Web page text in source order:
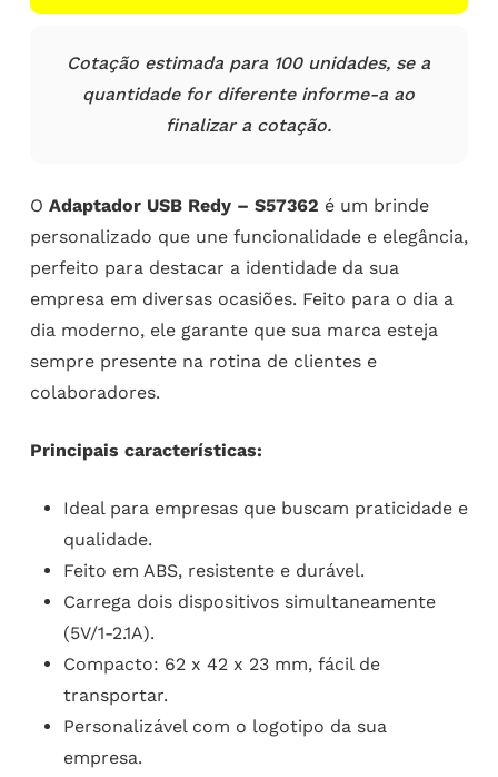
Cotação estimada para 100 unidades, se a
quantidade for diferente informe-a ao
finalizar a cotação.
O Adaptador USB Redy – S57362 é um brinde
personalizado que une funcionalidade e elegância,
perfeito para destacar a identidade da sua
empresa em diversas ocasiões. Feito para o dia a
dia moderno, ele garante que sua marca esteja
sempre presente na rotina de clientes e
colaboradores.
Principais características:
Ideal para empresas que buscam praticidade e
qualidade.
Feito em ABS, resistente e durável.
Carrega dois dispositivos simultaneamente
(5V/1-2.1A).
Compacto: 62 x 42 x 23 mm, fácil de
transportar.
Personalizável com o logotipo da sua
empresa.